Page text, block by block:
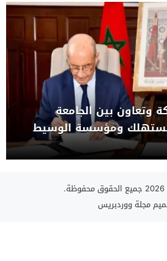
وتعاون بين الجامعة
ومؤسسة الوسيط
مجلة ووردبريس